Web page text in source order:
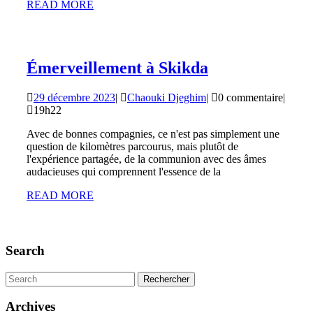
READ MORE
Émerveillement à Skikda
Skikda
29 décembre 202329
| Chaouki DjeghimChaouki
| 0 commentaire|
19h22
Avec de bonnes compagnies, ce n'est pas simplement une
question de kilomètres parcourus, mais plutôt de
l'expérience partagée, de la communion avec des âmes
audacieuses qui comprennent l'essence de la
READ MORE
Search
Search
for:
Archives